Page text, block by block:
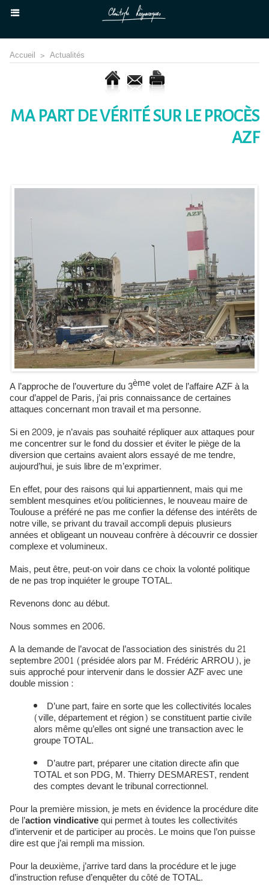
Accueil > Actualités
MA PART DE VÉRITÉ SUR LE PROCÈS
AZF
A l’approche de l’ouverture du 3èmevolet de l’affaire AZF à la
cour d’appel de Paris, j’ai pris connaissance de certaines
attaques concernant mon travail et ma personne.
Si en 2009, je n’avais pas souhaité répliquer aux attaques pour
me concentrer sur le fond du dossier et éviter le piège de la
diversion que certains avaient alors essayé de me tendre,
aujourd’hui, je suis libre de m’exprimer.
En effet, pour des raisons qui lui appartiennent, mais qui me
semblent mesquines et/ou politiciennes, le nouveau maire de
Toulouse a préféré ne pas me confier la défense des intérêts de
notre ville, se privant du travail accompli depuis plusieurs
années et obligeant un nouveau confrère à découvrir ce dossier
complexe et volumineux.
Mais, peut être, peut-on voir dans ce choix la volonté politique
de ne pas trop inquiéter le groupe TOTAL.
Revenons donc au début.
Nous sommes en 2006.
A la demande de l’avocat de l’association des sinistrés du 21
septembre 2001 (présidée alors par M. Frédéric ARROU), je
suis approché pour intervenir dans le dossier AZF avec une
double mission :
D’une part, faire en sorte que les collectivités locales
(ville, département et région) se constituent partie civile
alors même qu’elles ont signé une transaction avec le
groupe TOTAL.
D’autre part, préparer une citation directe afin que
TOTAL et son PDG, M. Thierry DESMAREST, rendent
des comptes devant le tribunal correctionnel.
Pour la première mission, je mets en évidence la procédure dite
de l’action vindicativequi permet à toutes les collectivités
d’intervenir et de participer au procès. Le moins que l’on puisse
dire est que j’ai rempli ma mission.
Pour la deuxième, j’arrive tard dans la procédure et le juge
d’instruction refuse d’enquêter du côté de TOTAL.